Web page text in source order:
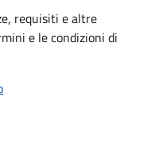
requisiti e altre
e le condizioni di